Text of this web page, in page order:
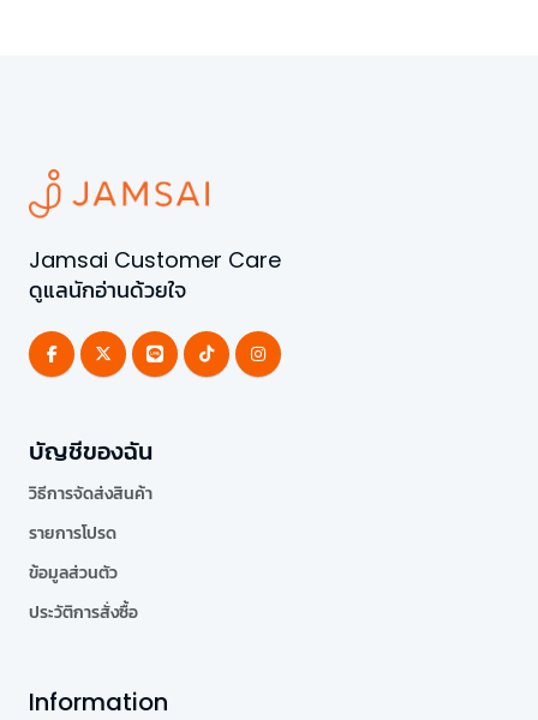
Jamsai Customer Care
ดูแลนักอ่านด้วยใจ
บัญชีของฉัน
วิธีการจัดส่งสินค้า
รายการโปรด
ข้อมูลส่วนตัว
ประวัติการสั่งซื้อ
Information